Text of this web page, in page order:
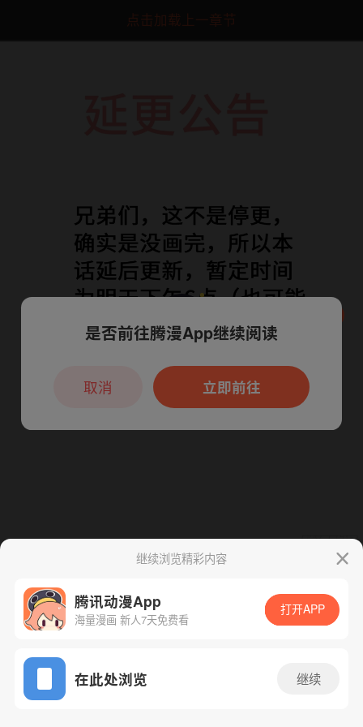
点击加载上一章节
App免费看
下一话 腾漫App免费看
继续浏览精彩内容
腾讯动漫App
海量漫画 新人7天免费看
打开APP
在此处浏览 继续
本章节仅支持App阅读，可打开App新用
户7天免费看
是否前往腾漫App继续阅读
立即前往
取消